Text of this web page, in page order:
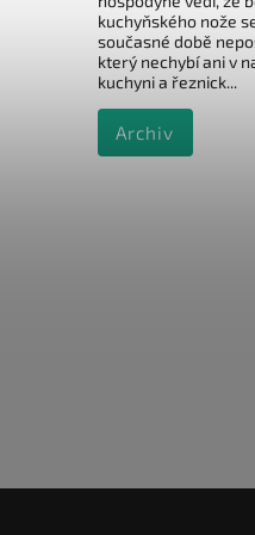
kuchyňského nože
současné době
který nechybí ani v
kuchyni a řeznick...
Archiv